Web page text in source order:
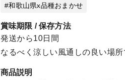
和歌山県x品種おまかせ
賞味期限 / 保存方法
発送から10日間
なるべく涼しい風通しの良い場所
商品説明